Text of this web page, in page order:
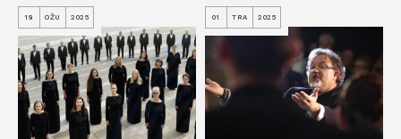
18 OŽU 2025 01 TRA 2025